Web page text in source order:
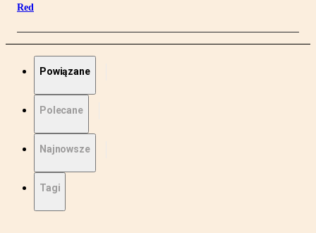
Red
Powiązane
Polecane
Najnowsze
Tagi